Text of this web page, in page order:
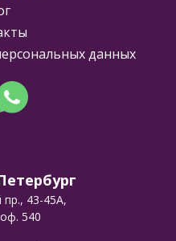
данных
пр., 43-45А,
540